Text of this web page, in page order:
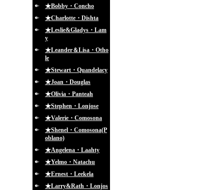
★Bobby・Concho
★Charlotte・Dishta
★Leslie&Gladys・Lam
y
★Leander＆Lisa・Otho
le
★Stewart・Quandelacy
★Joan・Douglas
★Olivia・Panteah
★Stephen・Lonjose
★Valerie・Comosona
★Shenel・Comosona(P
oblano)
★Angelena・Laahty
★Yelmo・Natachu
★Ernest・Leekela
★Larry&Rath・Lonjos